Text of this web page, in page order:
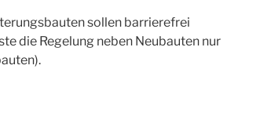
sollen barrierefrei
die Regelung neben Neubauten nur